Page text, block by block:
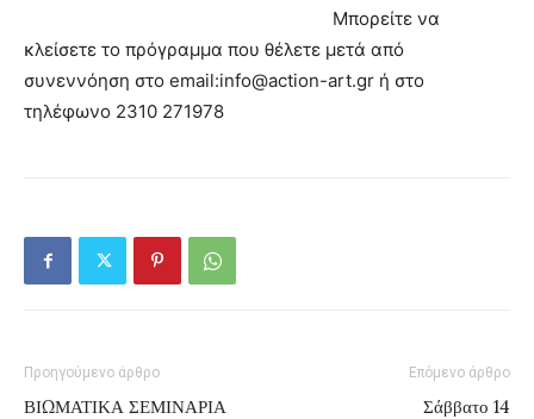
Μπορείτε να
κλείσετε το πρόγραμμα που θέλετε μετά από
συνεννόηση στο email:info@action-art.gr ή στο
τηλέφωνο 2310 271978
Προηγούμενο άρθρο
ΒΙΩΜΑΤΙΚΑ ΣΕΜΙΝΑΡΙΑ
Επόμενο άρθρο
Σάββατο 14